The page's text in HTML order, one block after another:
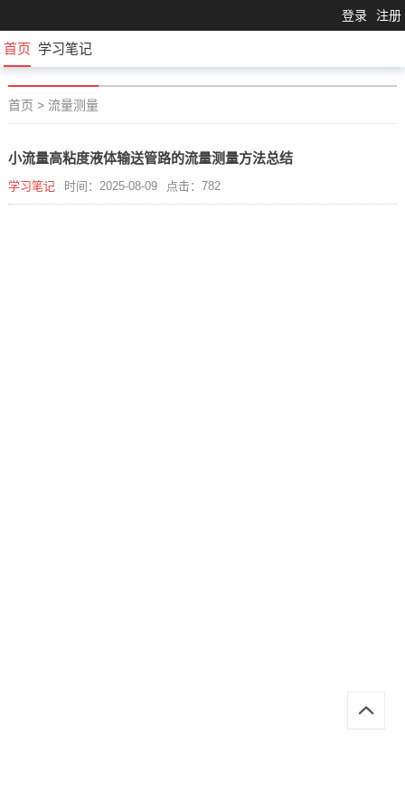
登录 注册
首页 学习笔记
首页 > 流量测量
小流量高粘度液体输送管路的流量测量方法总结
学习笔记 时间：2025-08-09 点击：782